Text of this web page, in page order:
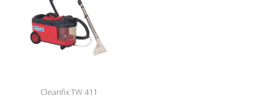
Cleanfix TW 411